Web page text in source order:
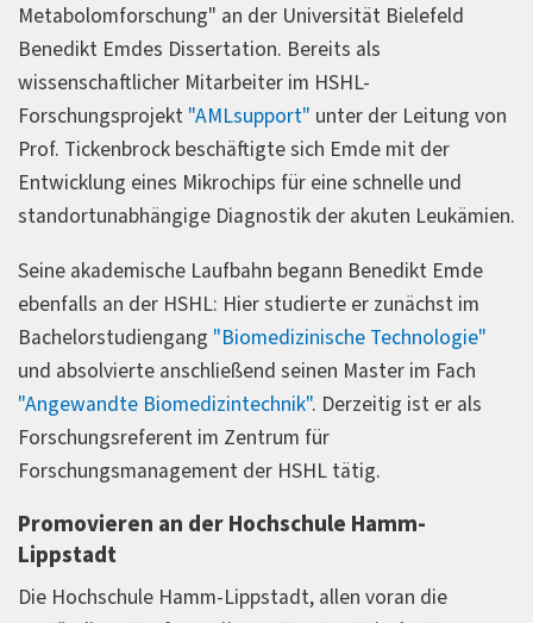
Metabolomforschung" an der Universität Bielefeld
Benedikt Emdes Dissertation. Bereits als
wissenschaftlicher Mitarbeiter im HSHL-
Forschungsprojekt "AMLsupport" unter der Leitung von
Prof. Tickenbrock beschäftigte sich Emde mit der
Entwicklung eines Mikrochips für eine schnelle und
standortunabhängige Diagnostik der akuten Leukämien.
Seine akademische Laufbahn begann Benedikt Emde
ebenfalls an der HSHL: Hier studierte er zunächst im
Bachelorstudiengang "Biomedizinische Technologie"
und absolvierte anschließend seinen Master im Fach
"Angewandte Biomedizintechnik". Derzeitig ist er als
Forschungsreferent im Zentrum für
Forschungsmanagement der HSHL tätig.
Promovieren an der Hochschule Hamm-
Lippstadt
Die Hochschule Hamm-Lippstadt, allen voran die